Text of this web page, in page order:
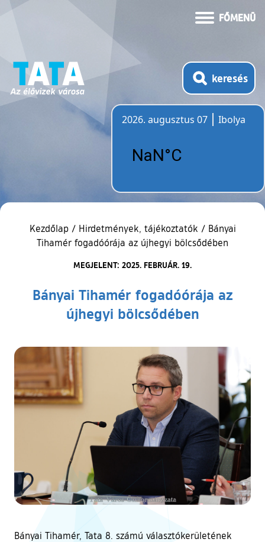
FŐMENÜ
keresés
2026. augusztus 07
Ibolya
Kezdőlap / Hirdetmények, tájékoztatók / Bányai
Tihamér fogadóórája az újhegyi bölcsődében
MEGJELENT: 2025. FEBRUÁR. 19.
Bányai Tihamér fogadóórája az
újhegyi bölcsődében
Bányai Tihamér, Tata 8. számú választókerületének